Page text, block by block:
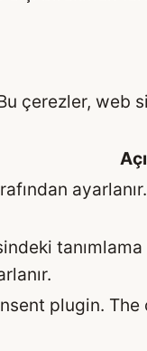
çerezler,
plugin.